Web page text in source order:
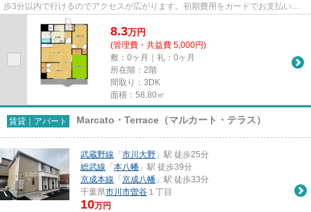
歩3分以内で行けるのでアクセスが広がります。初期費用をカードでお支払いい
ただけるので、カードで決済し...
8.3万円
(管理費・共益費 5,000円)
敷：0ヶ月｜礼：0ヶ月
所在階：2階
間取り：3DK
面積：58.80㎡
賃貸｜アパート Marcato・Terrace（マルカート・テラス）
武蔵野線 「 市川大野 」駅 徒歩25分
総武線 「 本八幡 」駅 徒歩39分
京成本線 「 京成八幡 」駅 徒歩33分
千葉県市川市曽谷 １丁目
10万円